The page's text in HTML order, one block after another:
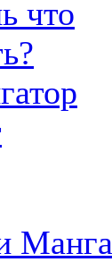
Манга